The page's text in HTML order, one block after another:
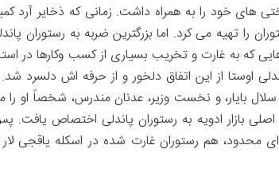
های خود را به همراه داشت. زمانی که ذخایر آرد
را تهیه می کرد. اما بزرگترین ضربه به
رویدادهایی که به غارت و تخریب بسیاری از کسب وکارها
از این اتفاق دلخور و از حرفه اش دلسرد شد.
بایار، و نخست وزیر، عدنان مندرس، شخصاً او را
بازار ادویه به رستوران پاندلی اختصاص یافت.
محدود، هم رستوران غارت شده در اسکله یاقجی لار